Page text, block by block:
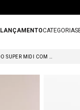
LANÇAMENTOCATEGORIAS
VESTIDO SUPER MIDI COM MANGA LONGA